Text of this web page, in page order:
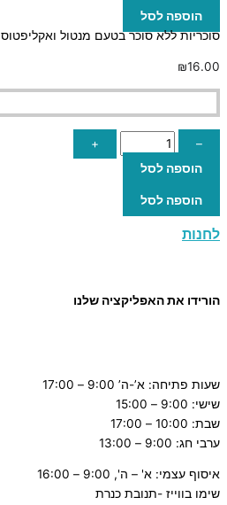
הוספה לסל
סוכריות ללא סוכר בטעם מנטול ואקליפטוס
₪16.00
–
+
הוספה לסל
הוספה לסל
לחנות
הורידו את האפליקציה שלנו
שעות פתיחה: א’-ה’ 9:00 – 17:00
שישי: 9:00 – 15:00
שבת: 10:00 – 17:00
ערבי חג: 9:00 – 13:00
איסוף עצמי: א' – ה', 9:00 – 16:00
שימו בווייז -תנובת כנרת